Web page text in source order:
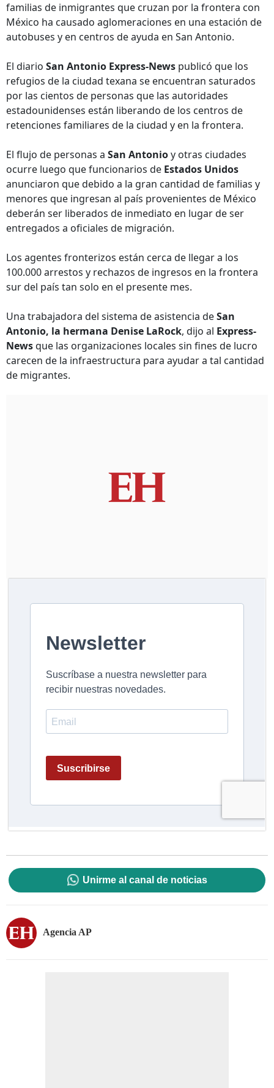
familias de inmigrantes que cruzan por la frontera con
México ha causado aglomeraciones en una estación de
autobuses y en centros de ayuda en San Antonio.
El diario San Antonio Express-News publicó que los
refugios de la ciudad texana se encuentran saturados
por las cientos de personas que las autoridades
estadounidenses están liberando de los centros de
retenciones familiares de la ciudad y en la frontera.
El flujo de personas a San Antonioy otras ciudades
ocurre luego que funcionarios de Estados Unidos
anunciaron que debido a la gran cantidad de familias y
menores que ingresan al país provenientes de México
deberán ser liberados de inmediato en lugar de ser
entregados a oficiales de migración.
Los agentes fronterizos están cerca de llegar a los
100.000 arrestos y rechazos de ingresos en la frontera
sur del país tan solo en el presente mes.
Una trabajadora del sistema de asistencia deSan
Antonio, la hermana Denise LaRock, dijo al Express-
Newsque las organizaciones locales sin fines de lucro
carecen de la infraestructura para ayudar a tal cantidad
de migrantes.
Unirme al canal de noticias
Agencia AP